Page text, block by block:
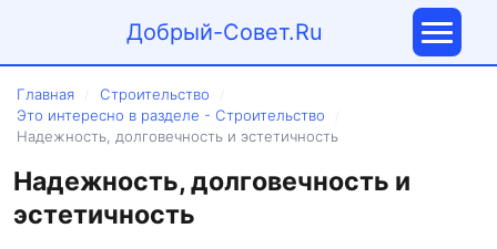
Добрый-Совет.Ru
Главная Строительство
Это интересно в разделе - Строительство
Надежность, долговечность и эстетичность
Надежность, долговечность и
эстетичность